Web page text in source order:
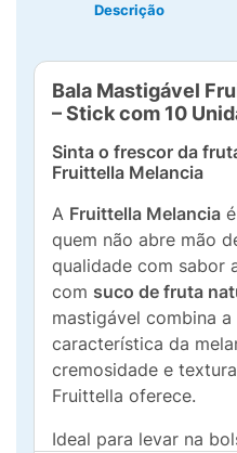
Descrição
Bala Mastigável
– Stick com 10
Sinta o frescor da
Fruittella Melancia
A Fruittella Melancia
quem não abre mão
qualidade com sabor
com suco de fruta
mastigável combina
característica da
cremosidade e
Fruittella oferece.
Ideal para levar na